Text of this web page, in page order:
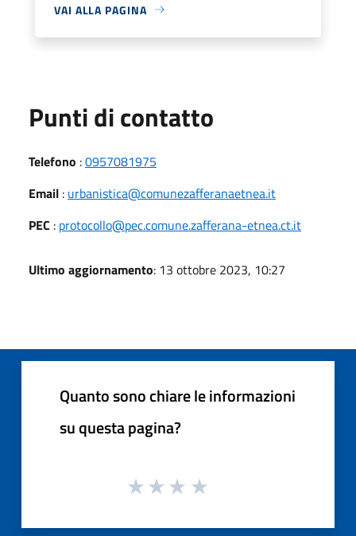
VAI ALLA PAGINA
Punti di contatto
Telefono :0957081975
Email : urbanistica@comunezafferanaetnea.it
PEC : protocollo@pec.comune.zafferana-etnea.ct.it
Ultimo aggiornamento: 13 ottobre 2023, 10:27
Quanto sono chiare le informazioni
su questa pagina?